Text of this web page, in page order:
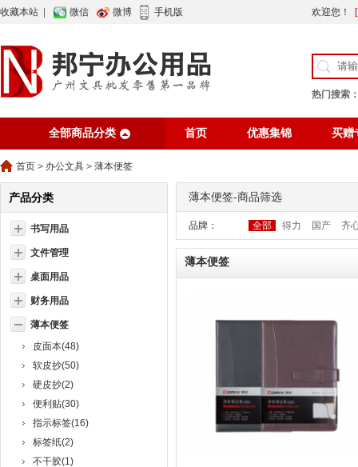
收藏本站 微信 微博 手机版 欢迎您！
热门搜索
全部商品分类 首页 优惠集锦 买赠
首页 > 办公文具 > 薄本便签
产品分类
书写用品
文件管理
桌面用品
财务用品
薄本便签
皮面本(48)
软皮抄(50)
硬皮抄(2)
便利贴(30)
指示标签(16)
标签纸(2)
不干胶(1)
薄本便签-商品筛选
品牌： 全部 得力 国产 齐
薄本便签